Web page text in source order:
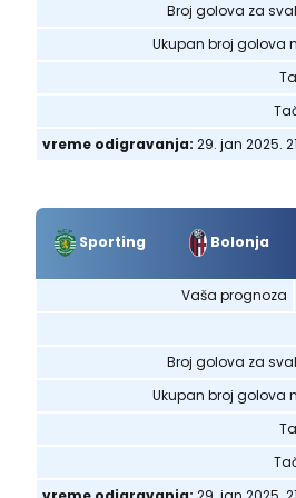
Broj golova za
Ukupan broj golova
vreme odigravanja: 29. jan 2025.
Sporting Bolonja
Vaša prognoza
Broj golova za
Ukupan broj golova